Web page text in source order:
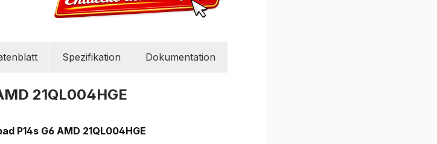
Spezifikation Dokumentation
21QL004HGE
P14s G6 AMD 21QL004HGE